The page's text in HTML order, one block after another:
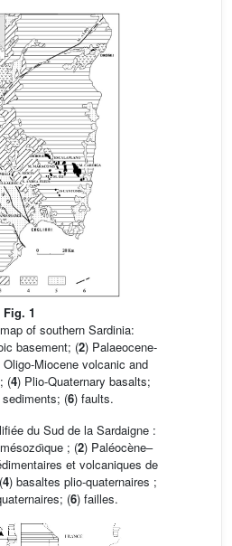
Fig. 1
of southern Sardinia:
basement; (2) Palaeocene-
Oligo-Miocene volcanic and
(4) Plio-Quaternary basalts;
(6) faults.
du Sud de la Sardaigne :
; (2) Paléocène–
et volcaniques de
4) basaltes plio-quaternaires ;
(6) failles.